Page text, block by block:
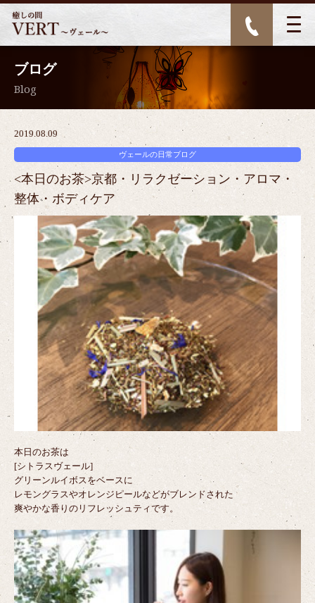
ブログ
Blog
2019.08.09
ヴェールの日常ブログ
<本日のお茶>京都・リラクゼーション・アロマ・
整体・ボディケア
本日のお茶は
[シトラスヴェール]
グリーンルイボスをベースに
レモングラスやオレンジピールなどがブレンドされた
爽やかな香りのリフレッシュティです。